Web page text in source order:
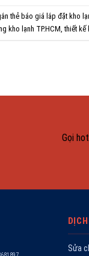
thẻ báo giá lắp đặt kho
kho lạnh TP.HCM,thiết kế
Gọi
Sửa